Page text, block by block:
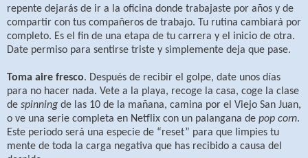
repente dejarás de ir a la oficina donde trabajaste por años y de
compartir con tus compañeros de trabajo. Tu rutina cambiará por
completo. Es el fin de una etapa de tu carrera y el inicio de otra.
Date permiso para sentirse triste y simplemente deja que pase.
Toma aire fresco. Después de recibir el golpe, date unos días
para no hacer nada. Vete a la playa, recoge la casa, coge la clase
de spinning de las 10 de la mañana, camina por el Viejo San Juan,
o ve una serie completa en Netflix con un palangana de pop corn.
Este periodo será una especie de “reset” para que limpies tu
mente de toda la carga negativa que has recibido a causa del